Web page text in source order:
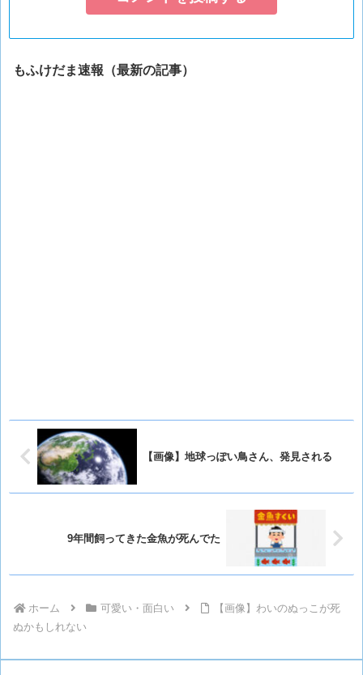
もふけだま速報（最新の記事）
【画像】地球っぽい鳥さん、発見される
9年間飼ってきた金魚が死んでた
ホーム 可愛い・面白い
【画像】わいのぬっこが死
ぬかもしれない